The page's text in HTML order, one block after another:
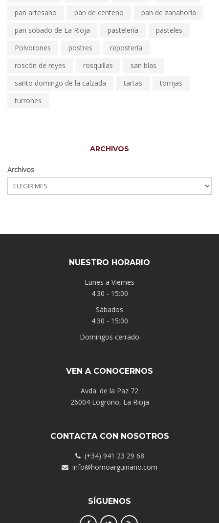
pan artesano
pan de centeno
pan de zanahoria
pan sobado de La Rioja
pastelería
pasteles
Polvorones
postres
repostería
roscón de reyes
rosquillas
san blas
santo domingo de la calzada
tartas
torrijas
turrones
ARCHIVOS
Archivos
NUESTRO HORARIO
Lunes a Viernes
4:30 - 15:00
Sábados
4:30 - 15:00
Domingos cerrado
VEN A CONOCERNOS
Avda. de la Paz 72
26004 Logroño, La Rioja
CONTACTA CON NOSOTROS
(+34) 941 23 29 68
info@hornoarguinano.com
SÍGUENOS